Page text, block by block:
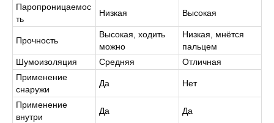
Паропроницаемос
ть
Низкая Высокая
Прочность
Высокая, ходить
можно
Низкая, мнётся
пальцем
Шумоизоляция
Средняя
Отличная
Применение
снаружи
Да Нет
Применение
внутри
Да Да